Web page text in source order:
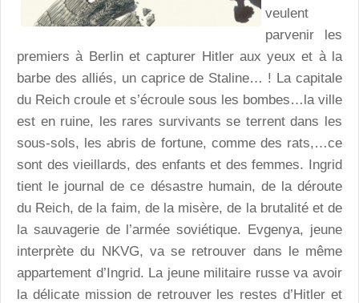
veulent
parvenir les
premiers à Berlin et capturer Hitler aux yeux et à la
barbe des alliés, un caprice de Staline… ! La capitale
du Reich croule et s’écroule sous les bombes…la ville
est en ruine, les rares survivants se terrent dans les
sous-sols, les abris de fortune, comme des rats,…ce
sont des vieillards, des enfants et des femmes. Ingrid
tient le journal de ce désastre humain, de la déroute
du Reich, de la faim, de la misère, de la brutalité et de
la sauvagerie de l’armée soviétique. Evgenya, jeune
interprète du NKVG, va se retrouver dans le même
appartement d’Ingrid. La jeune militaire russe va avoir
la délicate mission de retrouver les restes d’Hitler et